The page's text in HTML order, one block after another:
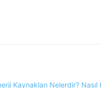
Kaynakları Nelerdir? Nasıl